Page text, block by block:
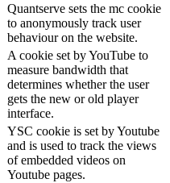
Quantserve sets the mc cookie
to anonymously track user
behaviour on the website.
A cookie set by YouTube to
measure bandwidth that
determines whether the user
gets the new or old player
interface.
YSC cookie is set by Youtube
and is used to track the views
of embedded videos on
Youtube pages.